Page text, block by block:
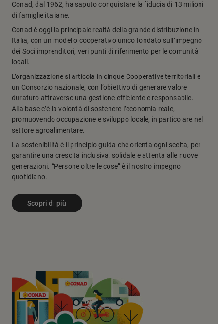
Conad, dal 1962, ha saputo conquistare la fiducia di 13 milioni
di famiglie italiane.
Conad è oggi la principale realtà della grande distribuzione in
Italia, con un modello cooperativo unico fondato sull’impegno
dei Soci imprenditori, veri punti di riferimento per le comunità
locali.
L’organizzazione si articola in cinque Cooperative territoriali e
un Consorzio nazionale, con l’obiettivo di generare valore
duraturo attraverso una gestione efficiente e responsabile.
Alla base c’è la volontà di sostenere l’economia reale,
promuovendo occupazione e sviluppo locale, in particolare nel
settore agroalimentare.
La sostenibilità è il principio guida che orienta ogni scelta, per
garantire una crescita inclusiva, solidale e attenta alle nuove
generazioni. “Persone oltre le cose” è il nostro impegno
quotidiano.
Scopri di più